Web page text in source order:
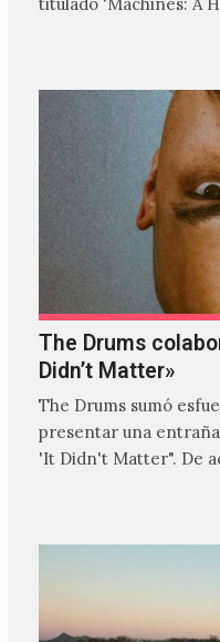
titulado 'Machines: A
The Drums
Didn’t Matter»
The Drums sumó
presentar una
'It Didn't Matter". De